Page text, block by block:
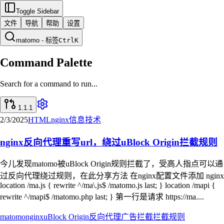
Toggle Sidebar
文件
导航 帮助 设置
matomo - 标签CtrlK
Command Palette
Search for a command to run...
1.1.1
2/3/2025HTMLnginx信息技术
nginx反向代理重写url，绕过uBlock Origin拦截规则
今儿发现matomo被uBlock Origin规则拦截了，受高人指点可以通
过反向代理绕过规则，在此分享方法 在nginx配置文件添加 nginx
location /ma.js { rewrite ^/ma\.js$ /matomo.js last; } location /mapi {
rewrite ^/mapi$ /matomo.php last; } 第一行是请求 https://ma....
matomonginxuBlock Origin反向代理广告拦截拦截规则